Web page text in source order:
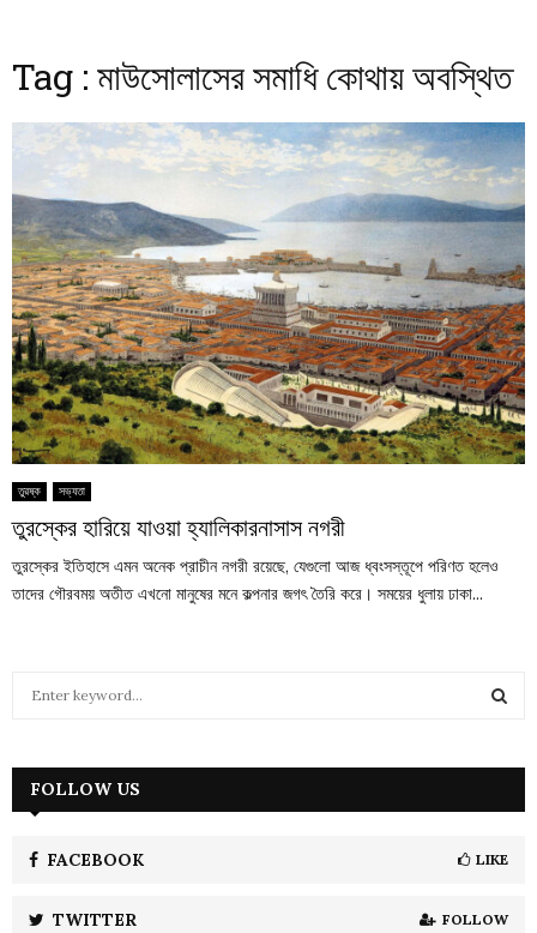
Tag : মাউসোলাসের সমাধি কোথায় অবস্থিত
তুরষ্ক সভ্যতা
তুরস্কের হারিয়ে যাওয়া হ্যালিকারনাসাস নগরী
তুরস্কের ইতিহাসে এমন অনেক প্রাচীন নগরী রয়েছে, যেগুলো আজ ধ্বংসস্তূপে পরিণত হলেও
তাদের গৌরবময় অতীত এখনো মানুষের মনে কল্পনার জগৎ তৈরি করে। সময়ের ধুলায় ঢাকা...
h
FOLLOW US
FACEBOOK LIKE
TWITTER FOLLOW